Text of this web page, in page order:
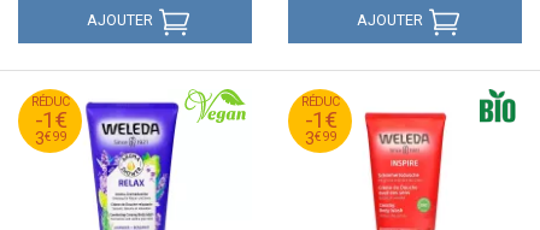
AJOUTER AJOUTER
RÉDUC
-1€
3€99
4
€
99
3
€
99
RÉDUC
-1€
3€99
4
€
99
3
€
99